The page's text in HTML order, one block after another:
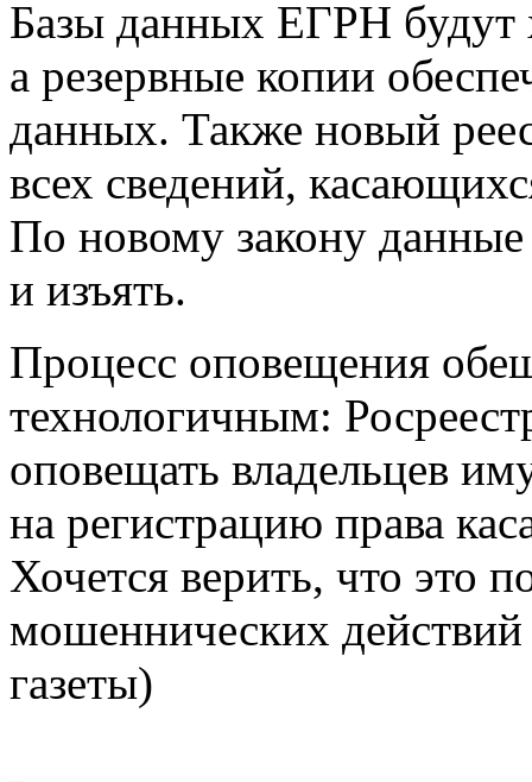
Базы данных ЕГРН будут
а резервные копии
данных. Также новый
всех сведений,
По новому закону данные
и изъять.
Процесс оповещения
технологичным:
оповещать владельцев
на регистрацию права
Хочется верить, что это
мошеннических
газеты)